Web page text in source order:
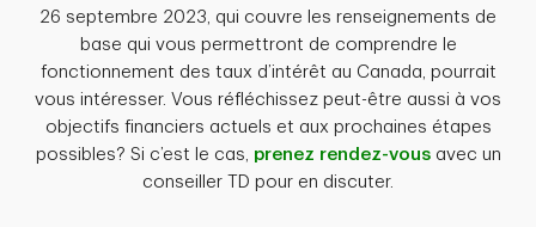
26 septembre 2023, qui couvre les renseignements de
base qui vous permettront de comprendre le
fonctionnement des taux d’intérêt au Canada, pourrait
vous intéresser. Vous réfléchissez peut-être aussi à vos
objectifs financiers actuels et aux prochaines étapes
possibles? Si c’est le cas, prenez rendez-vousavec un
conseiller TD pour en discuter.